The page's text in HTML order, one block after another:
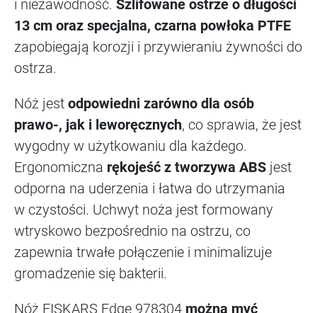
i niezawodność. Szlifowane ostrze o długości
13 cm oraz specjalna, czarna powłoka PTFE
zapobiegają korozji i przywieraniu żywności do
ostrza.
Nóż jest odpowiedni zarówno dla osób
prawo-, jak i leworęcznych, co sprawia, że jest
wygodny w użytkowaniu dla każdego.
Ergonomiczna rękojeść z tworzywa ABS jest
odporna na uderzenia i łatwa do utrzymania
w czystości. Uchwyt noża jest formowany
wtryskowo bezpośrednio na ostrzu, co
zapewnia trwałe połączenie i minimalizuje
gromadzenie się bakterii.
Nóż FISKARS Edge 978304 można myć